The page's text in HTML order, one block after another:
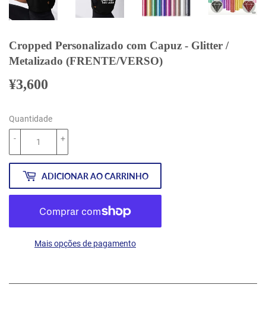
Cropped Personalizado com Capuz - Glitter /
Metalizado (FRENTE/VERSO)
¥3,600
Quantidade
+
-
ADICIONAR AO CARRINHO
Mais opções de pagamento